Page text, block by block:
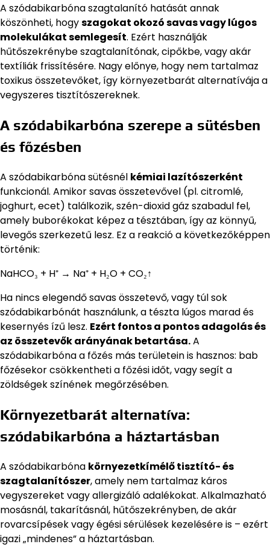
A szódabikarbóna szagtalanító hatását annak
köszönheti, hogyszagokat okozó savas vagy lúgos
molekulákat semlegesít. Ezért használják
hűtőszekrénybe szagtalanítónak, cipőkbe, vagy akár
textíliák frissítésére. Nagy előnye, hogy nem tartalmaz
toxikus összetevőket, így környezetbarát alternatívája a
vegyszeres tisztítószereknek.
A szódabikarbóna szerepe a sütésben
és főzésben
A szódabikarbóna sütésnél kémiai lazítószerként
funkcionál. Amikor savas összetevővel (pl. citromlé,
joghurt, ecet) találkozik, szén-dioxid gáz szabadul fel,
amely buborékokat képez a tésztában, így az könnyű,
levegős szerkezetű lesz. Ez a reakció a következőképpen
történik:
NaHCO₃ + H⁺ → Na⁺ + H₂O + CO₂↑
Ha nincs elegendő savas összetevő, vagy túl sok
szódabikarbónát használunk, a tészta lúgos marad és
kesernyés ízű lesz. Ezért fontos a pontos adagolás és
az összetevők arányának betartása.A
szódabikarbóna a főzés más területein is hasznos: bab
főzésekor csökkentheti a főzési időt, vagy segít a
zöldségek színének megőrzésében.
Környezetbarát alternatíva:
szódabikarbóna a háztartásban
A szódabikarbóna környezetkímélő tisztító- és
szagtalanítószer, amely nem tartalmaz káros
vegyszereket vagy allergizáló adalékokat. Alkalmazható
mosásnál, takarításnál, hűtőszekrényben, de akár
rovarcsípések vagy égési sérülések kezelésére is – ezért
igazi „mindenes” a háztartásban.